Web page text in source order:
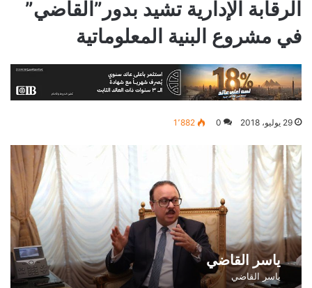
الرقابة الإدارية تشيد بدور”القاضي”
في مشروع البنية المعلوماتية
29 يوليو، 2018 0 1٬882
ياسر القاضي
ياسر القاضي